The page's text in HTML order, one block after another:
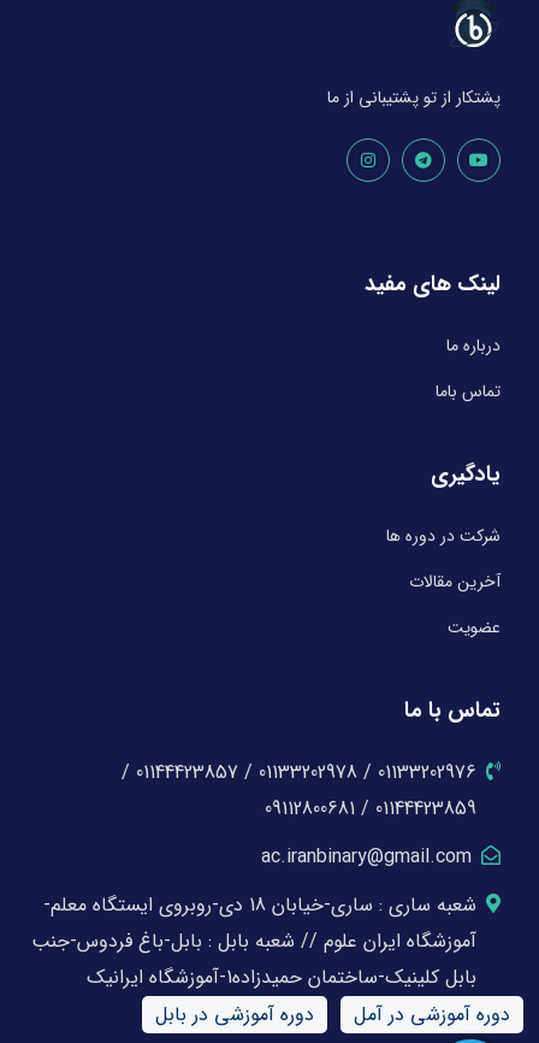
پشتکار از تو پشتیبانی از ما
لینک های مفید
درباره ما
تماس باما
یادگیری
شرکت در دوره ها
آخرین مقالات
عضویت
تماس با ما
01133202976 / 01133202978 / 01144423857 /
01144423859 / 09112800681
ac.iranbinary@gmail.com
شعبه ساری : ساری-خیابان 18 دی-روبروی ایستگاه معلم-
آموزشگاه ایران علوم // شعبه بابل : بابل-باغ فردوس-جنب
بابل کلینیک-ساختمان حمیدزاده1-آموزشگاه ایرانیک
دوره آموزشی در آمل
دوره آموزشی در بابل